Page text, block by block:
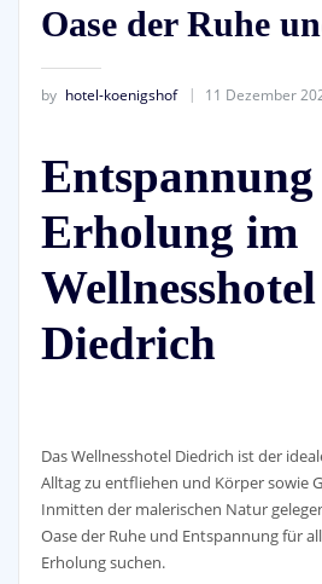
Oase der Ruhe
by hotel-koenigshof 11 Dezember
Erholung im
Wellnesshotel
Diedrich
Das Wellnesshotel Diedrich ist der
Alltag zu entfliehen und Körper sowie
Inmitten der malerischen Natur
Oase der Ruhe und Entspannung für
Erholung suchen.